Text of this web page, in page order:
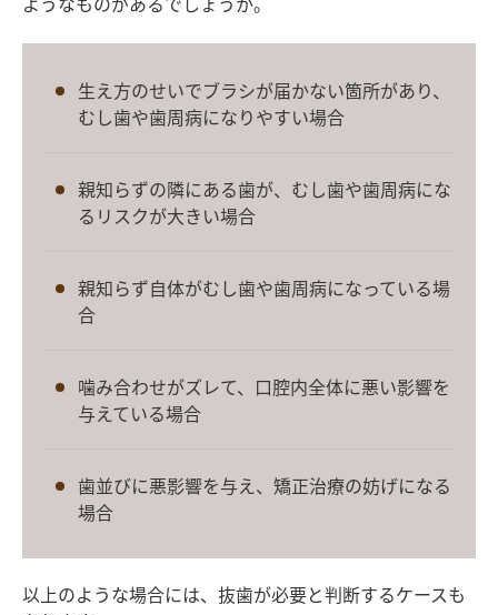
生え方のせいでブラシが届かない箇所があり、
むし歯や歯周病になりやすい場合
親知らずの隣にある歯が、むし歯や歯周病にな
るリスクが大きい場合
親知らず自体がむし歯や歯周病になっている場
合
噛み合わせがズレて、口腔内全体に悪い影響を
与えている場合
歯並びに悪影響を与え、矯正治療の妨げになる
場合
以上のような場合には、抜歯が必要と判断するケースも